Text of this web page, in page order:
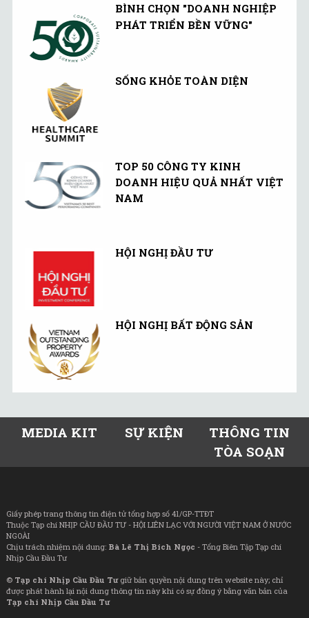
region by 2035, ten years
BÌNH CHỌN "DOANH NGHIỆP
PHÁT TRIỂN BỀN VỮNG"
SỐNG KHỎE TOÀN DIỆN
TOP 50 CÔNG TY KINH
DOANH HIỆU QUẢ NHẤT VIỆT
NAM
HỘI NGHỊ ĐẦU TƯ
HỘI NGHỊ BẤT ĐỘNG SẢN
MEDIA KIT SỰ KIỆN
THÔNG TIN
TÒA SOẠN
Giấy phép trang thông tin điện tử tổng hợp số 41/GP-TTĐT
Thuộc Tạp chí NHỊP CẦU ĐẦU TƯ - HỘI LIÊN LẠC VỚI NGƯỜI VIỆT NAM Ở NƯỚC
NGOÀI
Chịu trách nhiệm nội dung: Bà Lê Thị Bích Ngọc - Tổng Biên Tập Tạp chí
Nhịp Cầu Đầu Tư
© Tạp chí Nhịp Cầu Đầu Tưgiữ bản quyền nội dung trên website này; chỉ
được phát hành lại nội dung thông tin này khi có sự đồng ý bằng văn bản của
Tạp chí Nhịp Cầu Đầu Tư